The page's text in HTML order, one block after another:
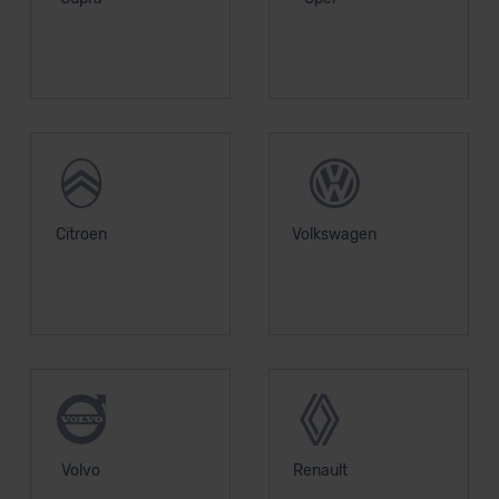
datenschutz@meinauto.de anfordern.
Citroen Volkswagen
Volvo Renault